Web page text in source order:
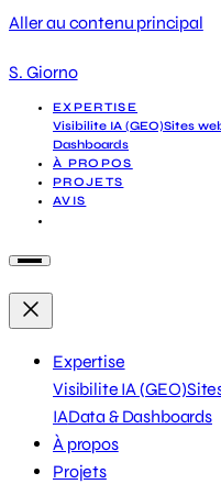
Aller au contenu principal
S. Giorno
EXPERTISE
Visibilite IA (GEO)Sites
Dashboards
À PROPOS
PROJETS
AVIS
Expertise
Visibilite IA (GEO)
IAData & Dashboards
À propos
Projets